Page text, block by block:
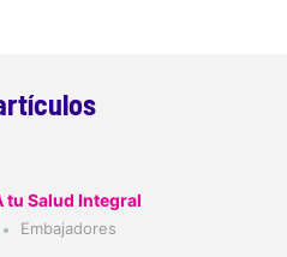
tu Salud Integral
Embajadores